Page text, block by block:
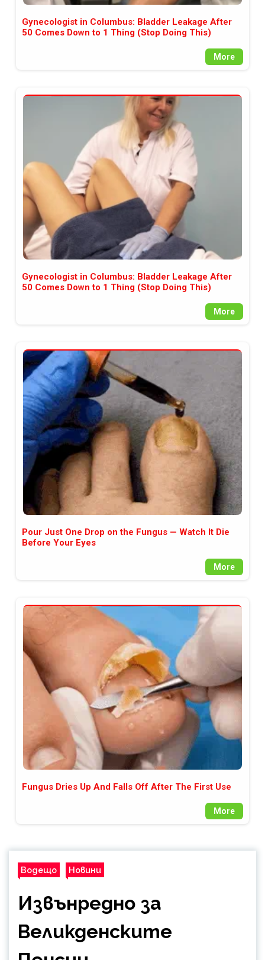
Gynecologist in Columbus: Bladder Leakage After
50 Comes Down to 1 Thing (Stop Doing This)
More
Gynecologist in Columbus: Bladder Leakage After
50 Comes Down to 1 Thing (Stop Doing This)
More
Pour Just One Drop on the Fungus — Watch It Die
Before Your Eyes
More
Fungus Dries Up And Falls Off After The First Use
More
Водещо Новини
Извънредно за
Великденските